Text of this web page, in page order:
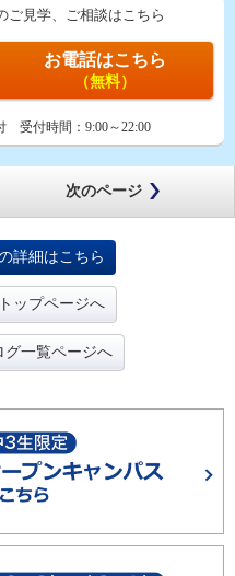
ご見学、ご相談はこちら
お電話はこちら
（無料）
受付時間： 9:00～22:00
次のページ
詳細はこちら
ップページへ
グ一覧ページへ